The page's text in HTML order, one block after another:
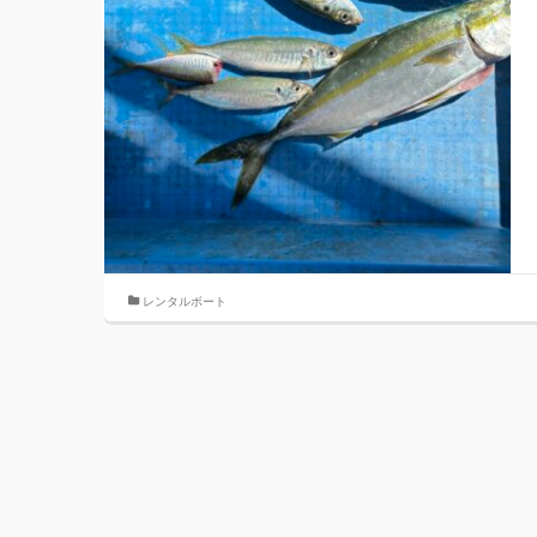
レンタルボート